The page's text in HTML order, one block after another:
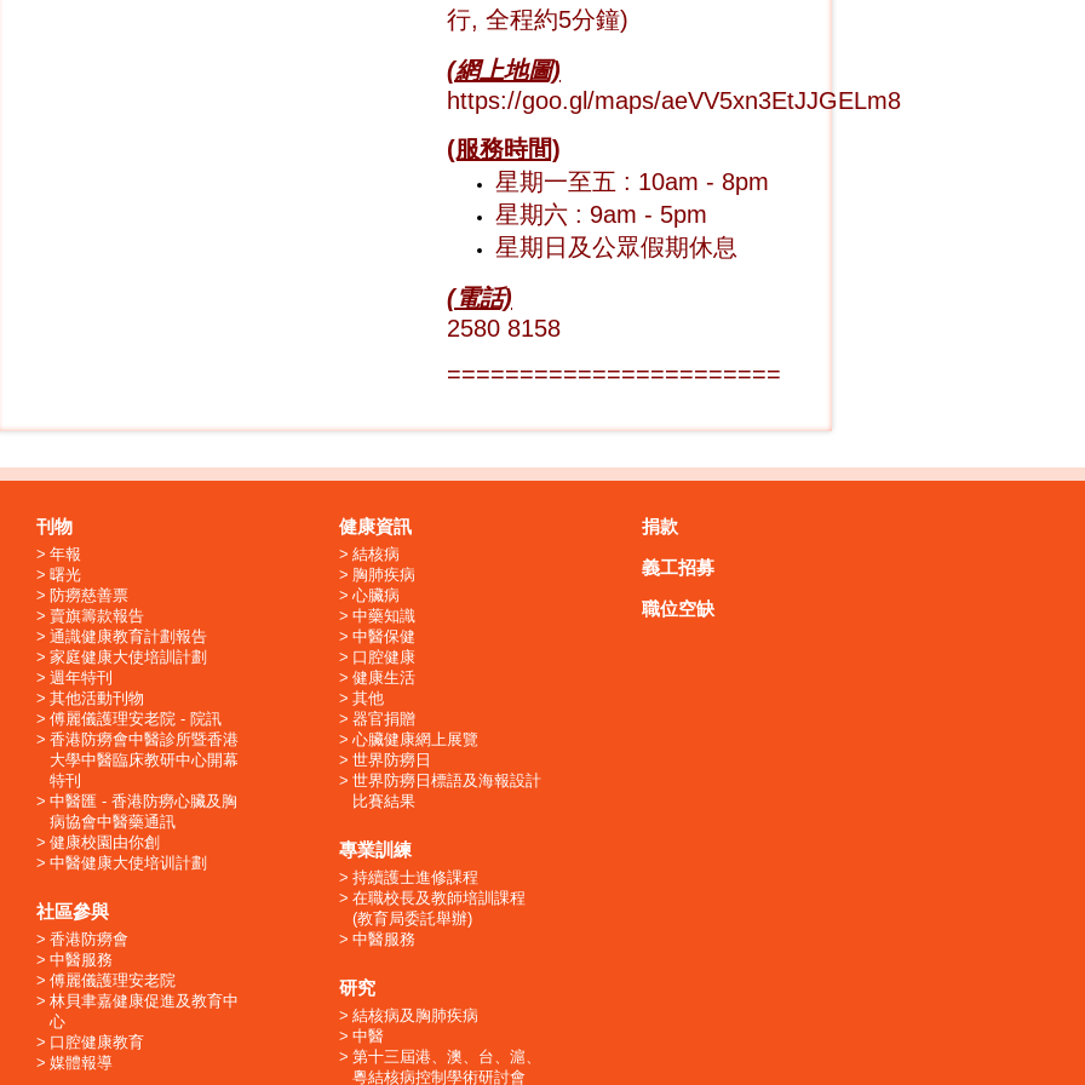
行, 全程約5分鐘)
(網上地圖)
https://goo.gl/maps/aeVV5xn3EtJJGELm8
(服務時間)
星期一至五 : 10am - 8pm
星期六 : 9am - 5pm
星期日及公眾假期休息
(電話)
2580 8158
=======================
刊物
年報
曙光
防癆慈善票
賣旗籌款報告
通識健康教育計劃報告
家庭健康大使培訓計劃
週年特刊
其他活動刊物
傅麗儀護理安老院 - 院訊
香港防癆會中醫診所暨香港
大學中醫臨床教研中心開幕
特刊
中醫匯 - 香港防癆心臟及胸
病協會中醫藥通訊
健康校園由你創
中醫健康大使培训計劃
社區參與
香港防癆會
中醫服務
傅麗儀護理安老院
林貝聿嘉健康促進及教育中
心
口腔健康教育
媒體報導
健康資訊
結核病
胸肺疾病
心臟病
中藥知識
中醫保健
口腔健康
健康生活
其他
器官捐贈
心臟健康網上展覽
世界防癆日
世界防癆日標語及海報設計
比賽結果
專業訓練
持續護士進修課程
在職校長及教師培訓課程
(教育局委託舉辦)
中醫服務
研究
結核病及胸肺疾病
中醫
第十三屆港、澳、台、滬、
粵結核病控制學術研討會
捐款
義工招募
職位空缺